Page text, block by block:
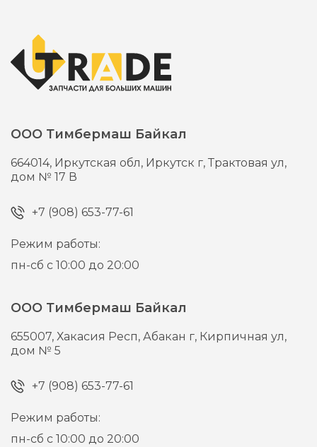
ООО Тимбермаш Байкал
664014, Иркутская обл, Иркутск г,Трактовая ул,
дом № 17 В
+7 (908) 653-77-61
Режим работы:
пн-сб с 10:00 до 20:00
ООО Тимбермаш Байкал
655007,Хакасия Респ, Абакан г, Кирпичная ул,
дом № 5
+7 (908) 653-77-61
Режим работы:
пн-сб с 10:00 до 20:00